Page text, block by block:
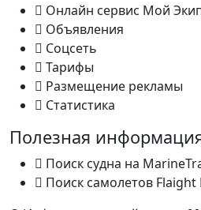
Онлайн сервис Мой
Объявления
Соцсеть
Тарифы
Размещение рекламы
Статистика
Полезная
Поиск судна на
Поиск самолетов Flaight